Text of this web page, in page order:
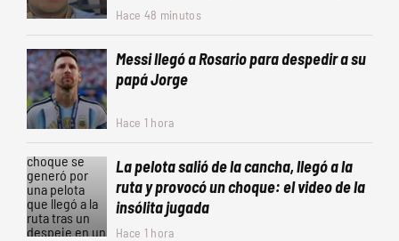
Hace 48 minutos
Messi llegó a Rosario para despedir a su
papá Jorge
Hace 1 hora
La pelota salió de la cancha, llegó a la
ruta y provocó un choque: el video de la
insólita jugada
Hace 1 hora